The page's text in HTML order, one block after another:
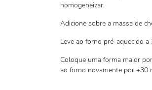
homogeneizar.
Adicione sobre a massa de
Leve ao forno pré-aquecido
Coloque uma forma maior
ao forno novamente por +30